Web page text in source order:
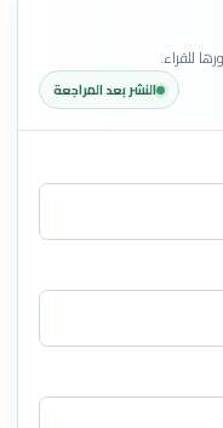
للقراء.
النشر بعد المراجعة